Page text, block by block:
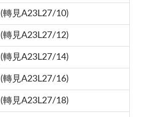
(轉見A23L27/10)
(轉見A23L27/12)
(轉見A23L27/14)
(轉見A23L27/16)
(轉見A23L27/18)